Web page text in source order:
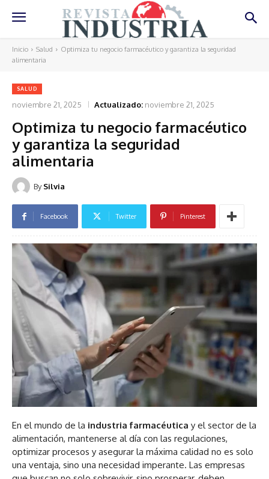
Inicio Salud
Optimiza tu negocio farmacéutico y garantiza la seguridad
alimentaria
SALUD
noviembre 21, 2025 Actualizado: noviembre 21, 2025
Optimiza tu negocio farmacéutico
y garantiza la seguridad
alimentaria
By Silvia
Facebook Twitter Pinterest
En el mundo de la industria farmacéutica y el sector de la
alimentación, mantenerse al día con las regulaciones,
optimizar procesos y asegurar la máxima calidad no es solo
una ventaja, sino una necesidad imperante. Las empresas